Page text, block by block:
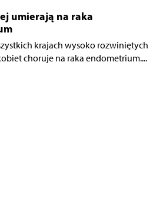
umierają na raka
krajach wysoko rozwiniętych
choruje na raka endometrium....